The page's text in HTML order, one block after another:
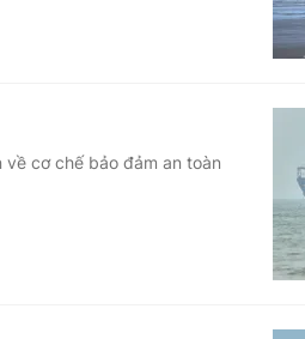
cơ chế bảo đảm an toàn